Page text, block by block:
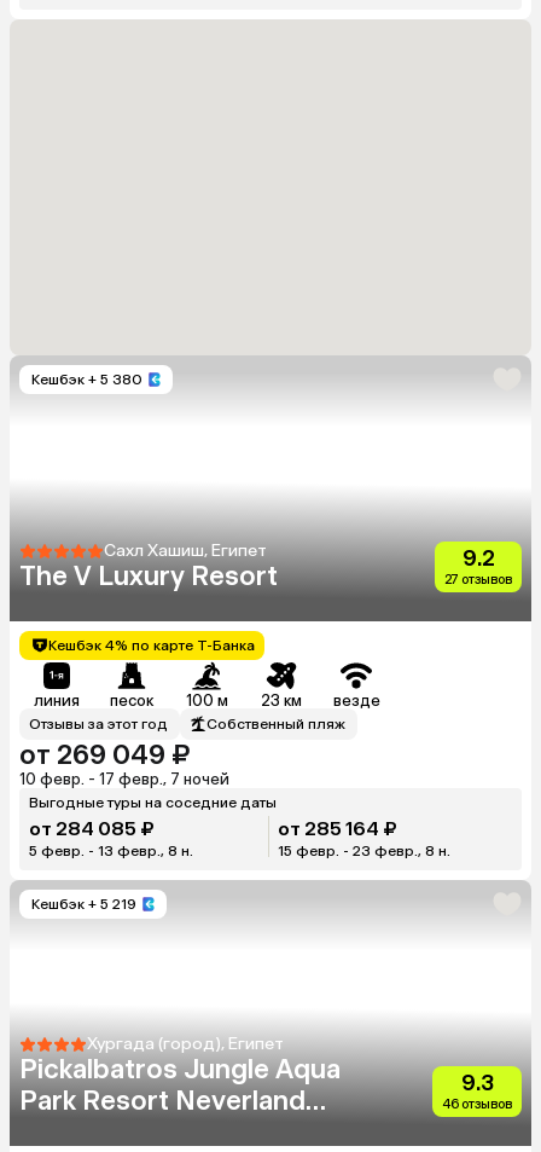
Кешбэк + 5 380
Сахл Хашиш, Египет
The V Luxury Resort
9.2
27 отзывов
Кешбэк 4% по карте Т-Банка
линия песок 100 м 23 км везде
Отзывы за этот год Собственный пляж
от 269 049 ₽
10 февр. - 17 февр., 7 ночей
Выгодные туры на соседние даты
от 284 085 ₽
5 февр. - 13 февр., 8 н.
от 285 164 ₽
15 февр. - 23 февр., 8 н.
Кешбэк + 5 219
Хургада (город), Египет
Pickalbatros Jungle Aqua
Park Resort Neverland
9.3
46 отзывов